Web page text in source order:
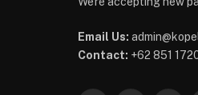
Email Us:
Contact: +62 851